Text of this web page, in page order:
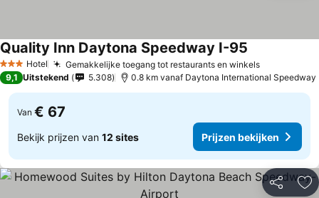
3 SterrenHotel Gemakkelijke toegang tot restaurants en winkelsPrijzen
Quality Inn Daytona Speedway I-95
9,1 Uitstekend 5.308 0.8 km vanaf Daytona International Speedway
Van € 67
Bekijk prijzen van 12 sites Prijzen bekijken
Delen